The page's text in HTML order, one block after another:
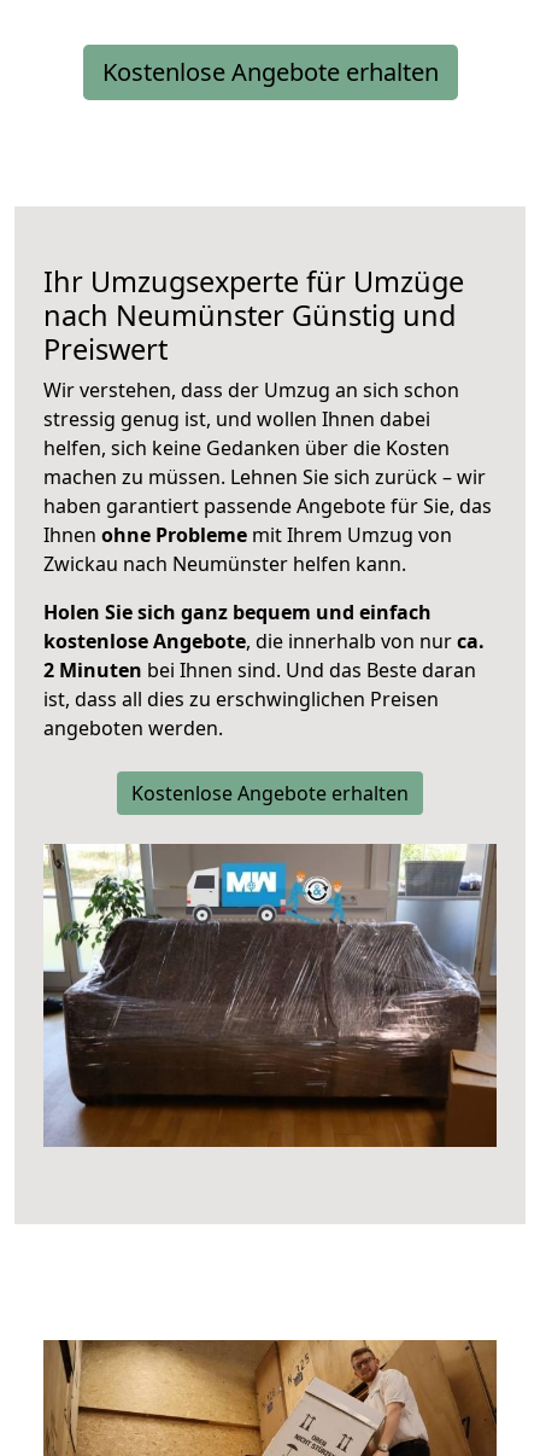
Kostenlose Angebote erhalten
Ihr Umzugsexperte für Umzüge
nach Neumünster Günstig und
Preiswert
Wir verstehen, dass der Umzug an sich schon
stressig genug ist, und wollen Ihnen dabei
helfen, sich keine Gedanken über die Kosten
machen zu müssen. Lehnen Sie sich zurück – wir
haben garantiert passende Angebote für Sie, das
Ihnen ohne Probleme mit Ihrem Umzug von
Zwickau nach Neumünster helfen kann.
Holen Sie sich ganz bequem und einfach
kostenlose Angebote, die innerhalb von nurca.
2 Minuten bei Ihnen sind. Und das Beste daran
ist, dass all dies zu erschwinglichen Preisen
angeboten werden.
Kostenlose Angebote erhalten